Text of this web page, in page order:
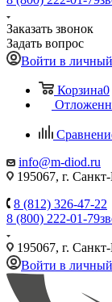
Заказать звонок
Задать вопрос
Войти в
Корзина0
info@m-diod.ru
195067, г.
8 (812) 326-47-22
8 (800) 222-01-79
195067, г.
Войти в